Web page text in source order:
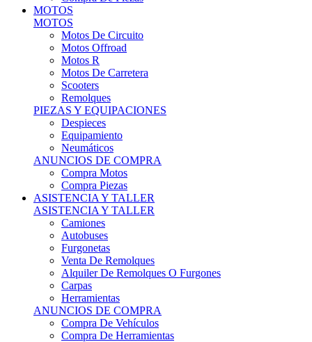
MOTOS
MOTOS
Motos De Circuito
Motos Offroad
Motos R
Motos De Carretera
Scooters
Remolques
PIEZAS Y EQUIPACIONES
Despieces
Equipamiento
Neumáticos
ANUNCIOS DE COMPRA
Compra Motos
Compra Piezas
ASISTENCIA Y TALLER
ASISTENCIA Y TALLER
Camiones
Autobuses
Furgonetas
Venta De Remolques
Alquiler De Remolques O Furgones
Carpas
Herramientas
ANUNCIOS DE COMPRA
Compra De Vehículos
Compra De Herramientas